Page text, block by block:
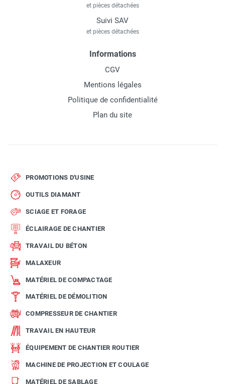
et pièces détachées
Suivi SAV
et pièces détachées
Informations
CGV
Mentions légales
Politique de confidentialité
Plan du site
PROMOTIONS D'USINE
OUTILS DIAMANT
SCIAGE ET FORAGE
ÉCLAIRAGE DE CHANTIER
TRAVAIL DU BÉTON
MALAXEUR
MATÉRIEL DE COMPACTAGE
MATÉRIEL DE DÉMOLITION
COMPRESSEUR DE CHANTIER
TRAVAIL EN HAUTEUR
ÉQUIPEMENT DE CHANTIER ROUTIER
MACHINE DE PROJECTION ET COULAGE
MATÉRIEL DE SABLAGE